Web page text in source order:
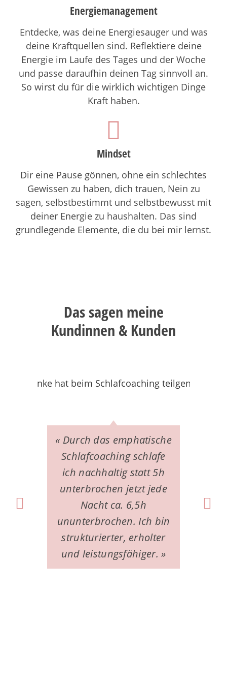
Energiemanagement
Entdecke, was deine Energiesauger und was
deine Kraftquellen sind. Reflektiere deine
Energie im Laufe des Tages und der Woche
und passe daraufhin deinen Tag sinnvoll an.
So wirst du für die wirklich wichtigen Dinge
Kraft haben.
Mindset
Dir eine Pause gönnen, ohne ein schlechtes
Gewissen zu haben, dich trauen, Nein zu
sagen, selbstbestimmt und selbstbewusst mit
deiner Energie zu haushalten. Das sind
grundlegende Elemente, die du bei mir lernst.
Das sagen meine
Kundinnen & Kunden
« Durch das emphatische
Schlafcoaching schlafe
ich nachhaltig statt 5h
unterbrochen jetzt jede
Nacht ca. 6,5h
ununterbrochen. Ich bin
strukturierter, erholter
und leistungsfähiger. »